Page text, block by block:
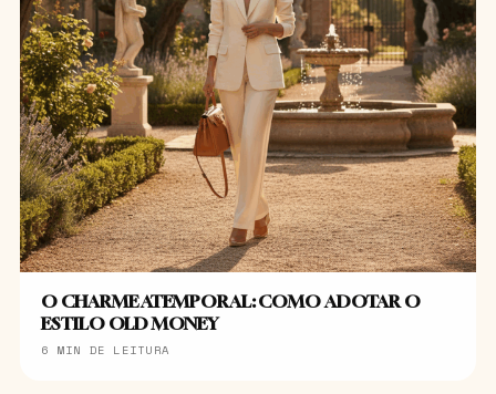
O CHARME ATEMPORAL: COMO ADOTAR O
ESTILO OLD MONEY
6 MIN DE LEITURA